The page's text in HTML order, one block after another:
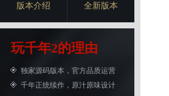
版本介绍
全新版本
玩千年2的理由
独家源码版本，官方品质运营
千年正统续作，原汁原味设计